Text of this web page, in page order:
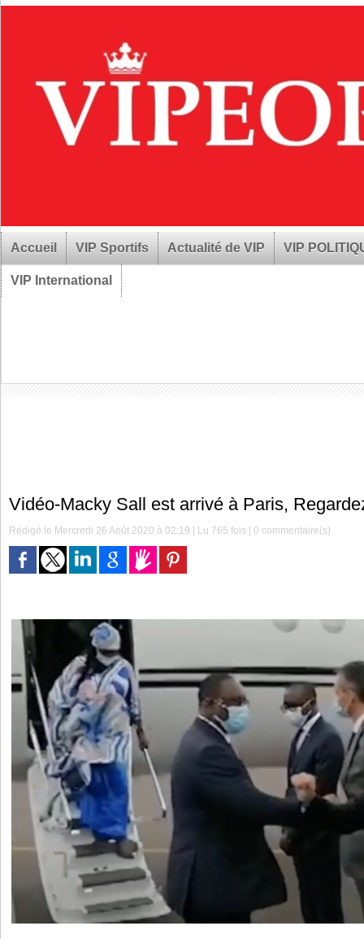
Accueil VIP Sportifs Actualité de VIP VIP
VIP International
Vidéo-Macky Sall est arrivé à Paris,
Rédigé le Mercredi 26 Août 2020 à 02:19 | Lu 765 fois |0 commentaire(s)